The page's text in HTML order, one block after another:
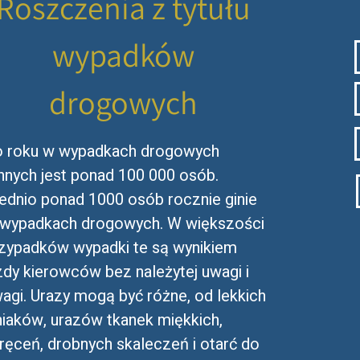
wypadków
drogowych
roku w wypadkach drogowych
jest ponad 100 000 osób.
ponad 1000 osób rocznie ginie
drogowych. W większości
wypadki te są wynikiem
kierowców bez należytej uwagi i
Urazy mogą być różne, od lekkich
urazów tkanek miękkich,
drobnych skaleczeń i otarć do